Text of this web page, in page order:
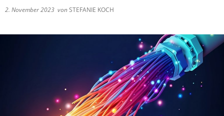
2. November 2023 vonSTEFANIE KOCH